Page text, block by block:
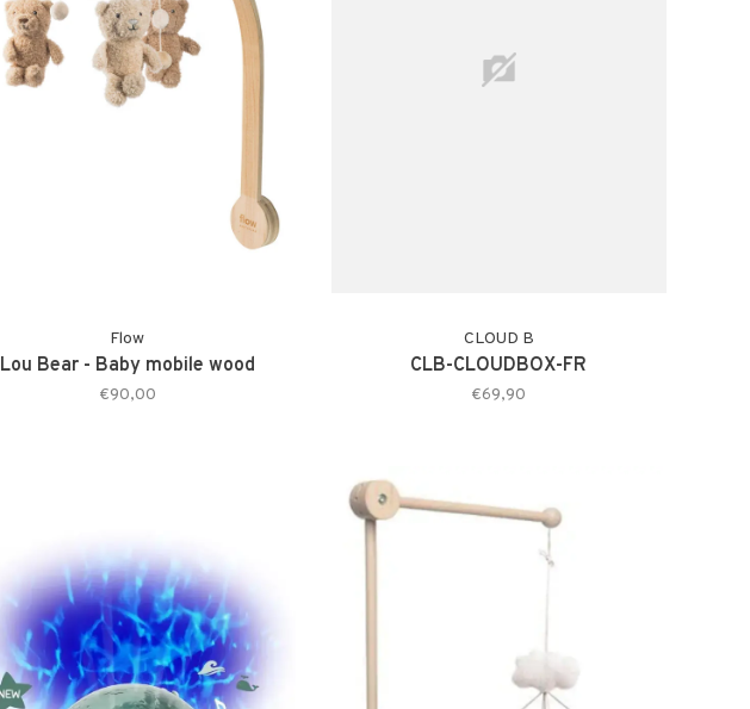
Flow
Lou Bear - Baby mobile wood
€90,00
CLOUD B
CLB-CLOUDBOX-FR
€69,90